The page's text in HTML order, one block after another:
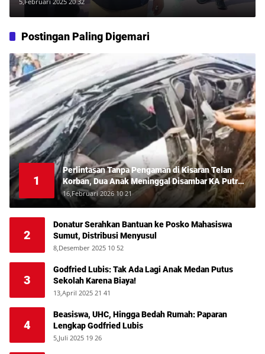
Postingan Paling Digemari
1
Perlintasan Tanpa Pengaman di Kisaran Telan
Korban, Dua Anak Meninggal Disambar KA Putri
Deli
16,Februari 2026 10 21
2
Donatur Serahkan Bantuan ke Posko Mahasiswa
Sumut, Distribusi Menyusul
8,Desember 2025 10 52
3
Godfried Lubis: Tak Ada Lagi Anak Medan Putus
Sekolah Karena Biaya!
13,April 2025 21 41
4
Beasiswa, UHC, Hingga Bedah Rumah: Paparan
Lengkap Godfried Lubis
5,Juli 2025 19 26